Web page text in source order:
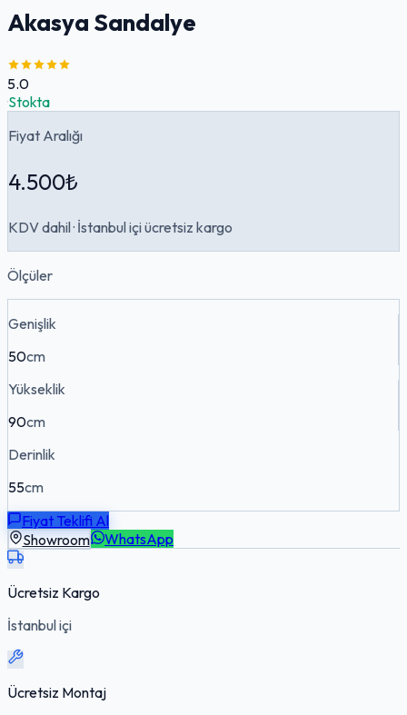
Akasya Sandalye
5.0
·Stokta
Fiyat Aralığı
4.500₺
KDV dahil · İstanbul içi ücretsiz kargo
Ölçüler
Genişlik
50cm
Yükseklik
90cm
Derinlik
55cm
Fiyat Teklifi Al
Showroom
WhatsApp
Ücretsiz Kargo
İstanbul içi
Ücretsiz Montaj